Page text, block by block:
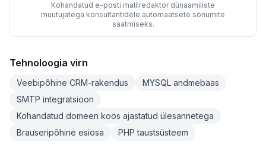
Kohandatud e-posti malliredaktor dünaamiliste
muutujatega konsultantidele automaatsete sõnumite
saatmiseks.
Tehnoloogia virn
Veebipõhine CRM-rakendus
MYSQL andmebaas
SMTP integratsioon
Kohandatud domeen koos ajastatud ülesannetega
Brauseripõhine esiosa
PHP taustsüsteem